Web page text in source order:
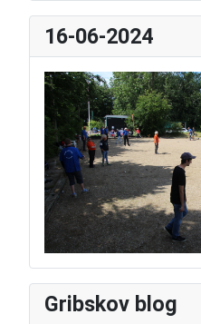
16-06-2024
Gribskov blog